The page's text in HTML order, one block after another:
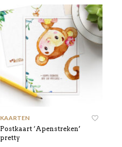
KAARTEN
Postkaart ‘Apenstreken’
pretty